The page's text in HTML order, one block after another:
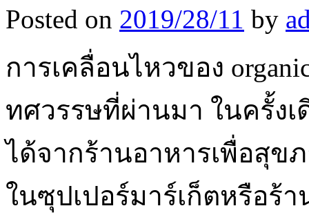
Posted on 2019/28/11 by
การเคลื่อนไหวของ
ทศวรรษที่ผ่านมา ในครั้งเ
ได้จากร้านอาหารเพื่อสุข
ในซุปเปอร์มาร์เก็ตหรือร้